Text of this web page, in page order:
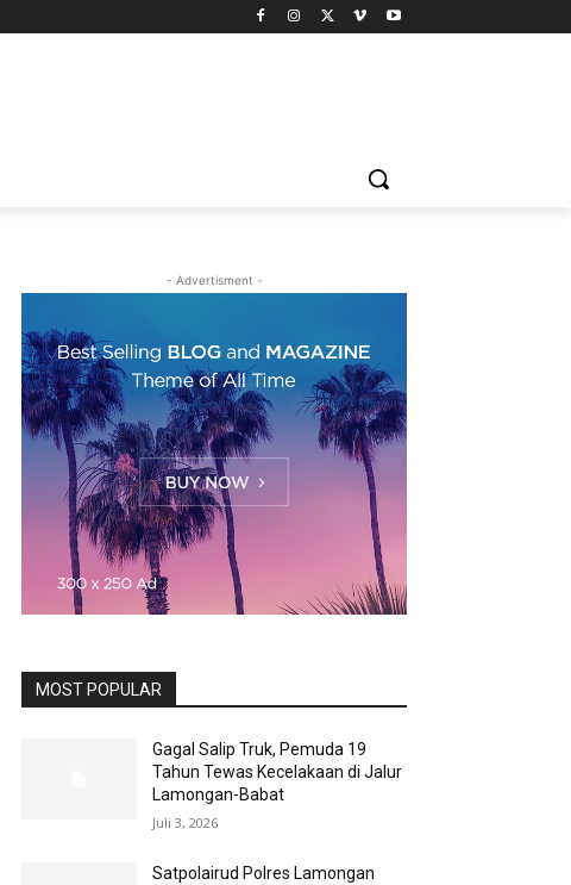
- Advertisment -
MOST POPULAR
Gagal Salip Truk, Pemuda 19
Tahun Tewas Kecelakaan di Jalur
Lamongan-Babat
Juli 3, 2026
Satpolairud Polres Lamongan